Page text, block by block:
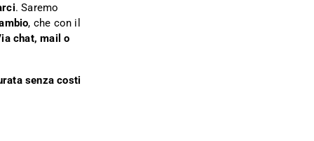
. Saremo
, che con il
chat, mail o
senza costi